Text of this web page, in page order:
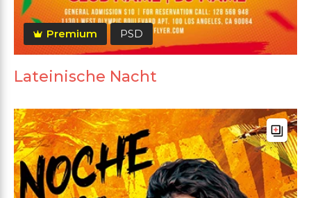
Premium PSD
Lateinische Nacht